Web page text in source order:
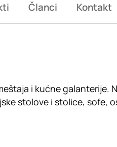
Članci Kontakt
i kućne galanterije.
stolove i stolice, sofe,